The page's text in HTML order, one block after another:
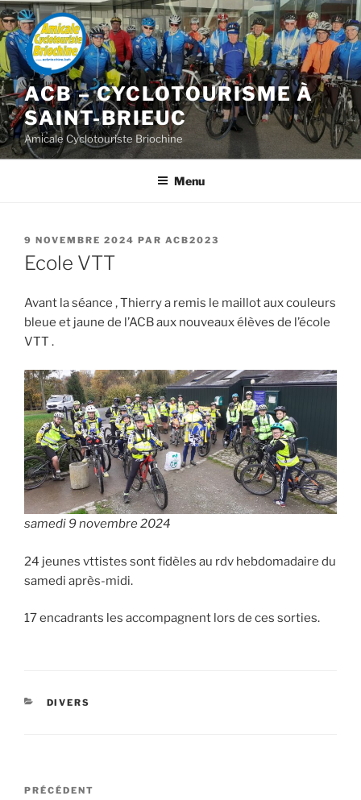
Aller
au
contenu
principal
ACB – CYCLOTOURISME À
SAINT-BRIEUC
Amicale Cyclotouriste Briochine
Menu
PUBLIÉ
LE
9 NOVEMBRE 2024 PAR ACB2023
Ecole VTT
Avant la séance , Thierry a remis le maillot aux couleurs
bleue et jaune de l’ACB aux nouveaux élèves de l’école
VTT .
samedi 9 novembre 2024
24 jeunes vttistes sont fidèles au rdv hebdomadaire du
samedi après-midi.
17 encadrants les accompagnent lors de ces sorties.
CATÉGORIES
DIVERS
Navigation
Article
PRÉCÉDENT